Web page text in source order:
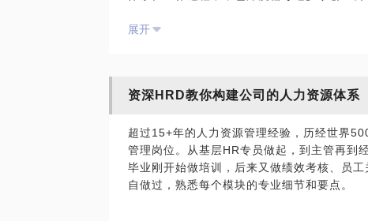
3. 怎么把公司的战略进行分解和执行落地？
4. 公司为什么找不到合适的人？到底我们需
里？
5. 公司人越来越多了，已经不是原来每个人
体系？老板如何调薪？
展开
资深HRD教你构建公司的人力资源体系
超过15+年的人力资源管理经验，历经世界
管理岗位。从基层HR专员做起，到主管再到
毕业刚开始做培训，后来又做绩效考核、员
自做过，熟悉每个模块的专业细节和要点。